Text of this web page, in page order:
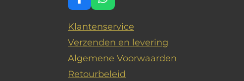
F
a
c
e
b
o
o
k
W
h
a
t
s
A
p
p
Klantenservice
Verzenden en levering
Algemene Voorwaarden
Retourbeleid